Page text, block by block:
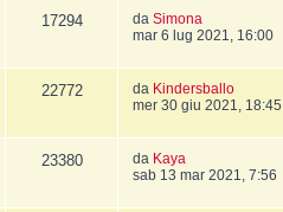
17294 da Simona
mar 6 lug 2021, 16:00
22772 da Kindersballo
mer 30 giu 2021, 18:45
23380 da Kaya
sab 13 mar 2021, 7:56